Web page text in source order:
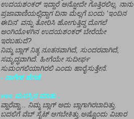
ಉದಯಶಂಕರ್ ಇದ್ದಾರೆ ಅನ್ನೋದೇ ಗೊತ್ತಿರಲಿಲ್ಲ. ನಾನು
ಪ್ರಜಾವಾಣಿಯಲ್ಲಿದ್ದಾಗ ದಿನಾ ಮೆಲ್ಲಗೆ ಬಂದು 'ಇಂದಿನ
ಈದಿನ' ವನ್ನು ತೋರಿಸಿ ಹೋಗುತ್ತಿದ್ದ ದೊಗಲೆ
ಅಂಗಿಯೊಳಗಿನ ಉದಯಶಂಕರ್ ಬೇರೆಯೇ
ಇರಬಹುದೆ?
ನಿಮ್ಮ ಬ್ಲಾಗ್ ನಿತ್ಯ ನೂತನವಾಗಿದೆ, ಸುಂದರವಾಗಿದೆ,
ಸಮೃದ್ಧವಾಗಿದೆ. ಹೀಗೆಯೇ ಸುದೀರ್ಘ
ಸುಮಂಗಲಿಯಾಗಿರಲಿ ಎಂದು ಹಾರೈಸುತ್ತೇನೆ.
- ನಾಗೇಶ ಹೆಗಡೆ
vee ಮನಸ್ಸಿನ ಮಾತು .
ವ್ಹಾರೆವ್ಹಾ... ನಿಮ್ಮ ಬ್ಲಾಗ್ ಅದು ಬ್ಲಾಗಾಗಿರಬಾದಿತ್ತು.
ಬದಲಿಗೆ ವೆಬ್ ಸೈಟ್ ಆಗಬೇಕಿತ್ತು.ಅಷ್ಟೊಂದು ವಿಚಾರ